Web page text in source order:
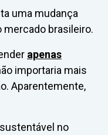
uma mudança
mercado brasileiro.
apenas
importaria mais
Aparentemente,
no